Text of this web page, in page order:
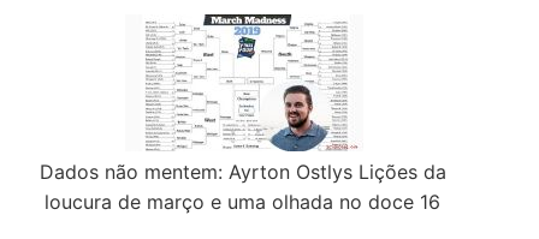
Dados não mentem: Ayrton Ostlys Lições da
loucura de março e uma olhada no doce 16